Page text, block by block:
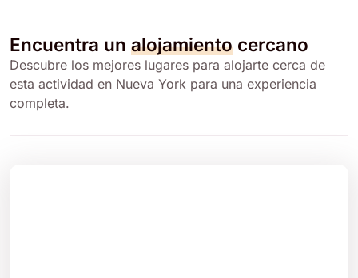
Encuentra un alojamiento cercano
Descubre los mejores lugares para alojarte cerca de
esta actividad en Nueva York para una experiencia
completa.